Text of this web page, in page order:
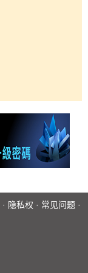
· 隐私权 · 常见问题 ·